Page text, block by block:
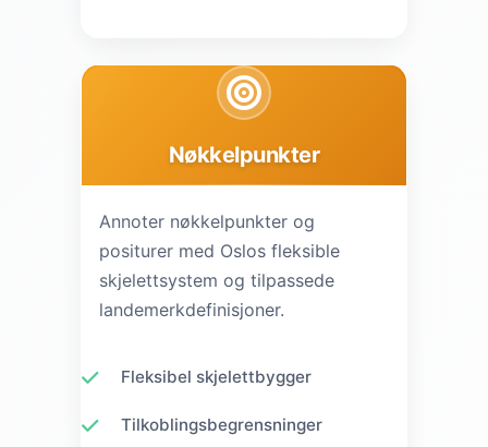
Nøkkelpunkter
Annoter nøkkelpunkter og
positurer med Oslos fleksible
skjelettsystem og tilpassede
landemerkdefinisjoner.
Fleksibel skjelettbygger
Tilkoblingsbegrensninger